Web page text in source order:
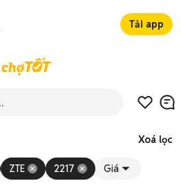
Tải app
Xoá lọc
ZTE 2217 Giá